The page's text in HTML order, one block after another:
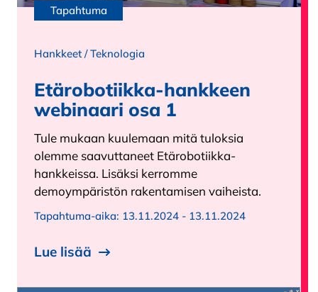
Tapahtuma
Hankkeet /Teknologia
Etärobotiikka-hankkeen
webinaari osa 1
Tule mukaan kuulemaan mitä tuloksia
olemme saavuttaneet Etärobotiikka-
hankkeissa. Lisäksi kerromme
demoympäristön rakentamisen vaiheista.
Tapahtuma-aika: 13.11.2024 - 13.11.2024
Lue lisää